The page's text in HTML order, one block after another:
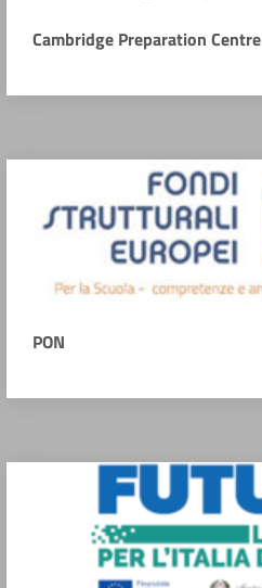
Cambridge Preparation Centre
PON